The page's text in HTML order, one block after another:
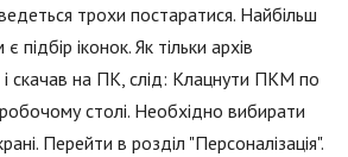
трохи постаратися. Найбільш
іконок. Як тільки архів
скачав на ПК, слід: Клацнути ПКМ по
столі. Необхідно вибирати
Перейти в розділ "Персоналізація".